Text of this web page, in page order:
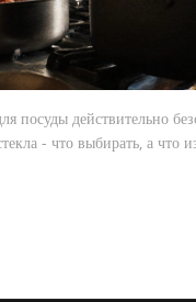
посуды действительно
- что выбирать, а что